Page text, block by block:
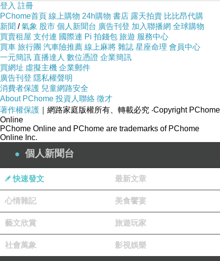
.
.
登入 註冊
PChome首頁 線上購物 24h購物 書店 露天拍賣 比比昂代購
新聞 /氣象 股市 個人新聞台 廣告刊登 加入聯播網 全球購物
買賣租屋 支付連 國際連 Pi 拍錢包 旅遊 服務中心
買車 旅行團 汽車險推薦 線上麻將 雜誌 星座命理 會員中心
一元簡訊 直播達人 數位憑證 企業簡訊
買網址 虛擬主機 企業郵件
廣告刊登 隱私權聲明
消費者保護 兒童網路安全
About PChome 投資人聯絡 徵才
著作權保護 ｜網路家庭版權所有、轉載必究 ‧Copyright PChome
Online
PChome Online and PChome are trademarks of PChome
Online Inc.
個人新聞台
快速發文 最新文章
心情雜記 美食饗宴
藝文欣賞 旅遊玩家
社會萬象 影視娛樂